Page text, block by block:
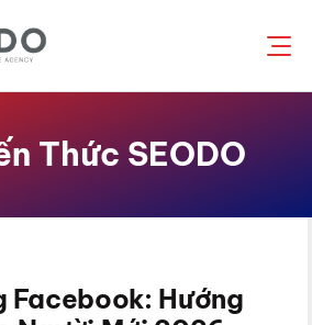
Thức SEODO
Facebook: Hướng